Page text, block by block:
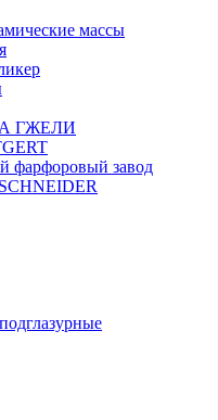
массы
ГЖЕЛИ
фарфоровый завод